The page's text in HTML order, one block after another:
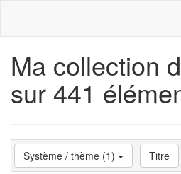
Ma collection
sur 441
Système / thème (1) Titre